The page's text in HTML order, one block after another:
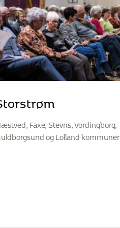
Faxe, Stevns, Vordingborg,
og Lolland kommuner